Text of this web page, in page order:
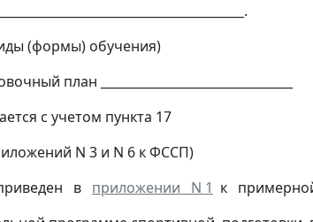
(формы) обучения)
план _______________________________
пункта 17
N 3 и N 6 к ФССП)
в приложении N 1 к